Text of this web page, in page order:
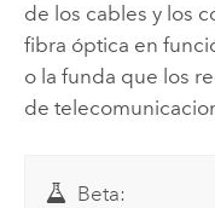
de los cables y los
fibra óptica en
o la funda que los
de
Beta: